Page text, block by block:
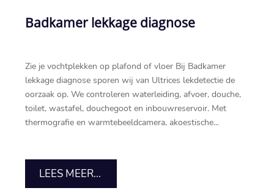
Badkamer lekkage diagnose
Zie je vochtplekken op plafond of vloer Bij Badkamer
lekkage diagnose sporen wij van Ultrices lekdetectie de
oorzaak op.​ We controleren waterleiding, afvoer, douche,
toilet, wastafel, douchegoot en inbouwreservoir.​ Met
thermografie en warmtebeeldcamera, akoestische...
LEES MEER...